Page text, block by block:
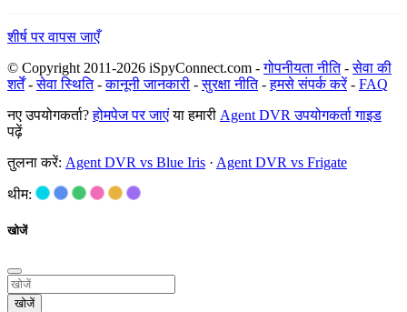
शीर्ष पर वापस जाएँ
© Copyright 2011-2026 iSpyConnect.com -गोपनीयता नीति-सेवा की
शर्तें-सेवा स्थिति-कानूनी जानकारी -सुरक्षा नीति-हमसे संपर्क करें- FAQ
नए उपयोगकर्ता?होमपेज पर जाएंया हमारी Agent DVR उपयोगकर्ता गाइड
पढ़ें
तुलना करें: Agent DVR vs Blue Iris · Agent DVR vs Frigate
थीम:
खोजें
खोजें